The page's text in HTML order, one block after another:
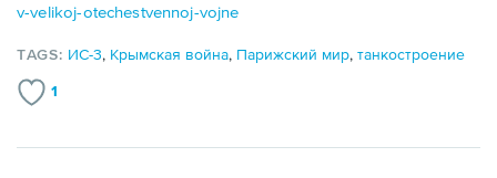
v-velikoj-otechestvennoj-vojne
TAGS: ИС-3, Крымская война, Парижский мир,танкостроение
1